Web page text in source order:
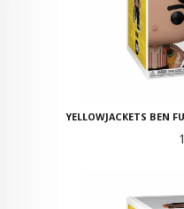
YELLOWJACKETS BEN